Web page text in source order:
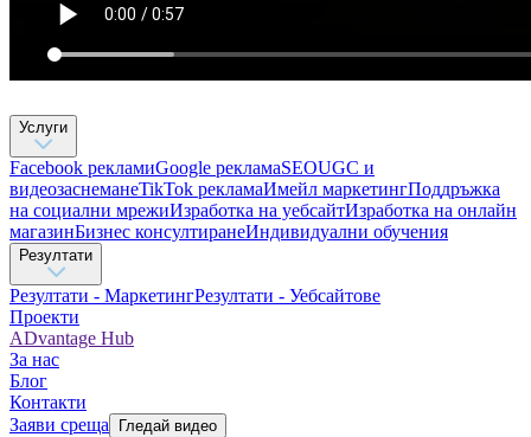
Услуги
Facebook рекламиGoogle рекламаSEOUGC и
видеозаснеманеTikTok рекламaИмейл маркетингПоддръжка
на социални мрежиИзработка на уебсайтИзработка на онлайн
магазинБизнес консултиране​Индивидуални обучения
Резултати
Резултати - МаркетингРезултати - Уебсайтове
Проекти
ADvantage Hub
За нас
Блог
Контакти
Заяви среща
Гледай видео